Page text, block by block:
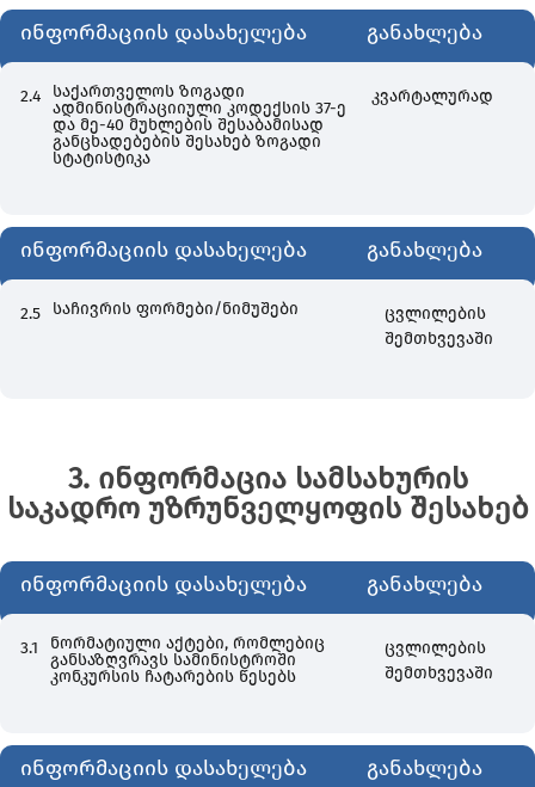
ინფორმაციის დასახელება განახლება
2.4
საქართველოს ზოგადი
ადმინისტრაციიული კოდექსის 37-ე
და მე-40 მუხლების შესაბამისად
განცხადებების შესახებ ზოგადი
სტატისტიკა
კვარტალურად
ინფორმაციის დასახელება განახლება
2.5 საჩივრის ფორმები/ნიმუშები
ცვლილების
შემთხვევაში
3. ინფორმაცია სამსახურის
საკადრო უზრუნველყოფის შესახებ
ინფორმაციის დასახელება განახლება
3.1
ნორმატიული აქტები, რომლებიც
განსაზღვრავს სამინისტროში
კონკურსის ჩატარების წესებს
ცვლილების
შემთხვევაში
ინფორმაციის დასახელება განახლება